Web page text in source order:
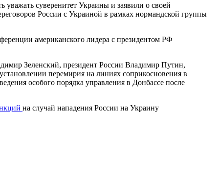
суверенитет Украины и заявили о своей
России с Украиной в рамках нормандской группы
американского лидера с президентом РФ
Зеленский, президент России Владимир Путин,
перемирия на линиях соприкосновения в
особого порядка управления в Донбассе после
на случай нападения России на Украину